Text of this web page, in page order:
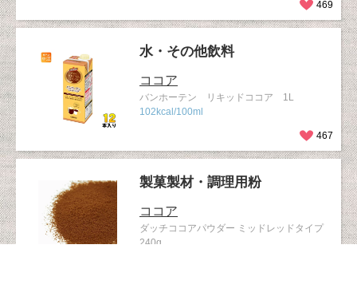
469
水・その他飲料
ココア
バンホーテン リキッドココア 1L
102kcal/100ml
467
製菓製材・調理用粉
ココア
ダッチココアパウダー ミッドレッドタイプ
240g